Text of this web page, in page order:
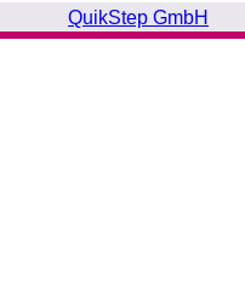
QuikStep GmbH